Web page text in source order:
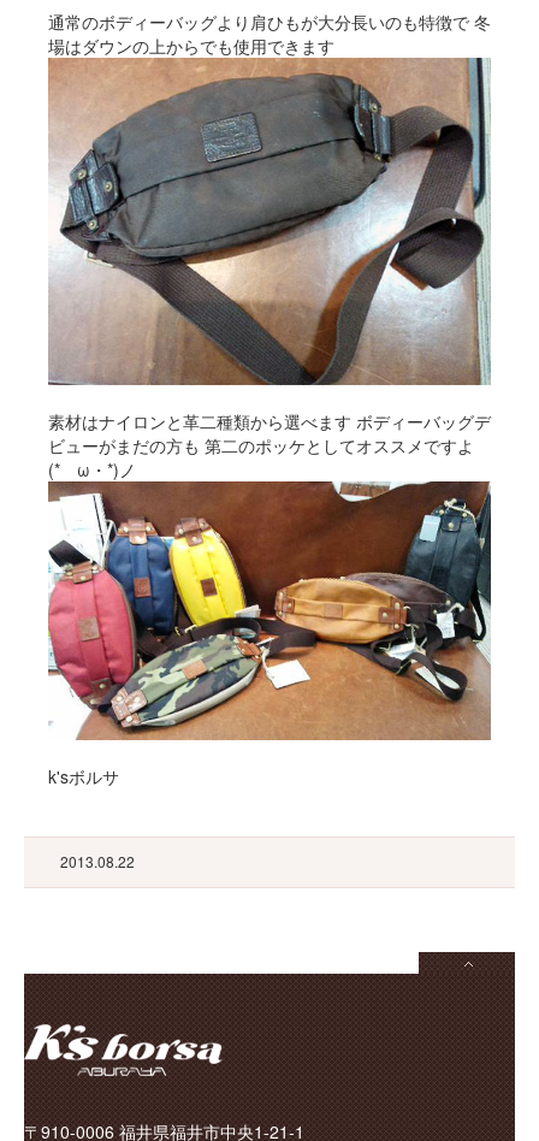
通常のボディーバッグより肩ひもが大分長いのも特徴で 冬
場はダウンの上からでも使用できます
素材はナイロンと革二種類から選べます ボディーバッグデ
ビューがまだの方も 第二のポッケとしてオススメですよ
(*ゝω・*)ノ
k'sボルサ
2013.08.22
〒910-0006 福井県福井市中央1-21-1